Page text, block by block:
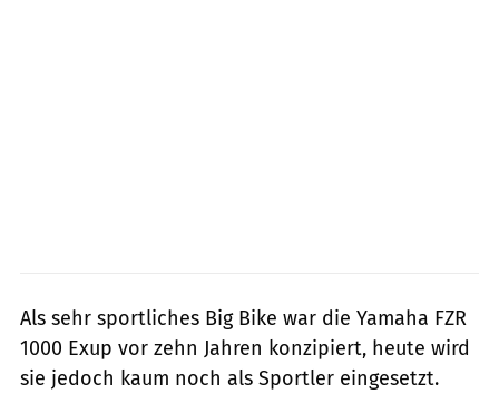
Als sehr sportliches Big Bike war die Yamaha FZR
1000 Exup vor zehn Jahren konzipiert, heute wird
sie jedoch kaum noch als Sportler eingesetzt.